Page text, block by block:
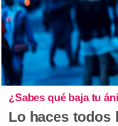
¿Sabes qué baja tu
Lo haces todos